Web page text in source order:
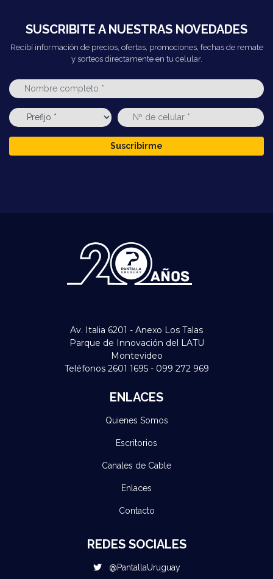
SUSCRIBITE A NUESTRAS NOVEDADES
Recibí información de precios, ofertas, promociones, fechas de remate
y sorteos directamente en tu celular.
Suscribirme
Av. Italia 6201 - Anexo Los Talas
Parque de Innovación del LATU
Montevideo
Teléfonos 2601 1695 - 099 272 969
ENLACES
Quienes Somos
Escritorios
Canales de Cable
Enlaces
Contacto
REDES SOCIALES
@PantallaUruguay